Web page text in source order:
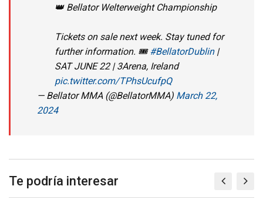
👑 Bellator Welterweight Championship
Tickets on sale next week. Stay tuned for
further information. 🎟️#BellatorDublin|
SAT JUNE 22 | 3Arena, Ireland
pic.twitter.com/TPhsUcufpQ
— Bellator MMA (@BellatorMMA) March 22,
2024
Te podría interesar